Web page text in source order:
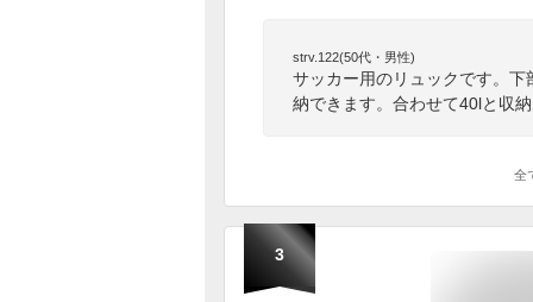
strv.122(50代・男性)
サッカー用のリュックです。
納できます。合わせて40lと収
全
3